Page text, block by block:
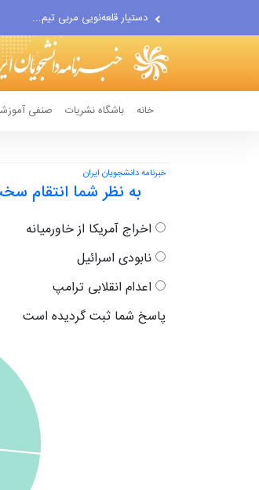
دستیار قلعه‌نویی مربی تیم...
اقتصاددان معروف آمریکایی:...
انتشار اخبار جعلی توسط...
خانه باشگاه نشریات صنفی
خبرنامه دانشجویان ایران
به نظر شما انتقام
اخراج آمریکا از خاورمیانه
نابودی اسرائیل
اعدام انقلابی ترامپ
پاسخ شما ثبت گردیده است